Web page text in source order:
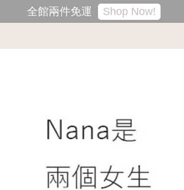
全館兩件免運 Shop Now!